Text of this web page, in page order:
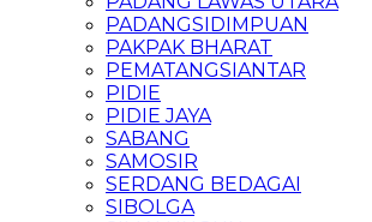
PADANGSIDIMPUAN
PAKPAK BHARAT
PEMATANGSIANTAR
PIDIE
PIDIE JAYA
SABANG
SAMOSIR
SERDANG BEDAGAI
SIBOLGA